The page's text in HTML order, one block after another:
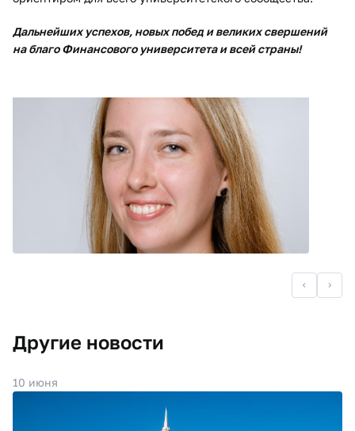
Дальнейших успехов, новых побед и великих свершений
на благо Финансового университета и всей страны!
Другие новости
10 июня